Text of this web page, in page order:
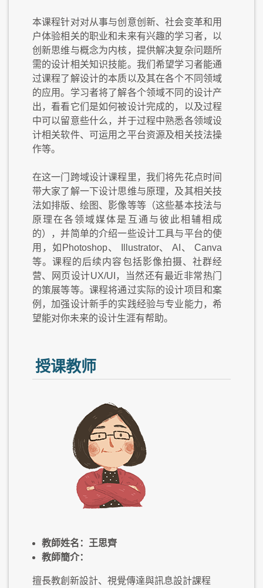
本课程针对对从事与创意创新、社会变革和用
户体验相关的职业和未来有兴趣的学习者，以
创新思维与概念为内核，提供解决复杂问题所
需的设计相关知识技能。我们希望学习者能通
过课程了解设计的本质以及其在各个不同领域
的应用。学习者将了解各个领域不同的设计产
出，看看它们是如何被设计完成的，以及过程
中可以留意些什么，并于过程中熟悉各领域设
计相关软件、可运用之平台资源及相关技法操
作等。
在这一门跨域设计课程里，我们将先花点时间
带大家了解一下设计思维与原理，及其相关技
法如排版、绘图、影像等等（这些基本技法与
原理在各领域媒体是互通与彼此相辅相成
的），并简单的介绍一些设计工具与平台的使
用，如Photoshop、 Illustrator、 AI、 Canva
等。课程的后续内容包括影像拍摄、社群经
营、网页设计UX/UI，当然还有最近非常热门
的策展等等。课程将通过实际的设计项目和案
例，加强设计新手的实践经验与专业能力，希
望能对你未来的设计生涯有帮助。
授课教师
教師姓名：王思齊
教師簡介：
擅長教創新設計、視覺傳達與訊息設計課程